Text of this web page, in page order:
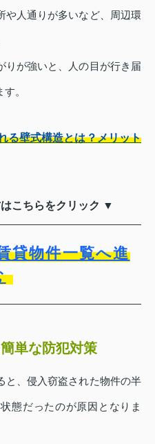
や人通りが多いなど、周辺環
りが強いと、人の目が行き届
。
る壁式構造とは？メリット
こちらをクリック ▼
貸物件一覧へ進
単な防犯対策
と、侵入窃盗された物件の半
態だったのが原因となりま